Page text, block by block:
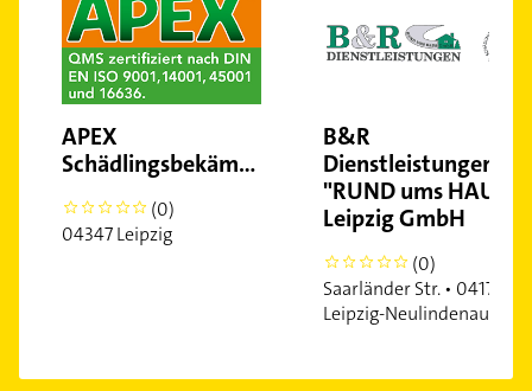
APEX
Schädlingsbekämpfung
0
(0)
04347 Leipzig
B&R
Dienstleistungen
"RUND ums HAUS"
Leipzig GmbH
0
(0)
Saarländer Str. • 04179
Leipzig-Neulindenau